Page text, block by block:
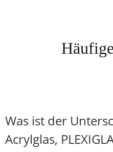
Was ist der
Acrylglas,